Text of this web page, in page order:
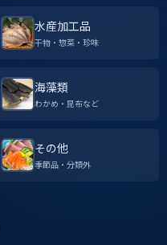
水産加工品
干物・惣菜・珍味
海藻類
わかめ・昆布など
その他
季節品・分類外